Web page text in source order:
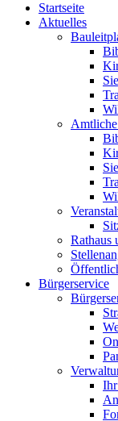
Startseite
Aktuelles
Rathaus
Bürgerservice